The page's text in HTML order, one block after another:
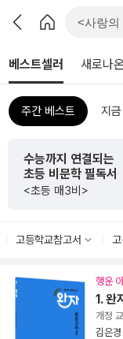
베스트셀러 새로나
주간 베스트 지
초판 한정 한지 제작
<그리하여 어느 날 사
고등학교참고서
행운
1. 완
개정
김은경